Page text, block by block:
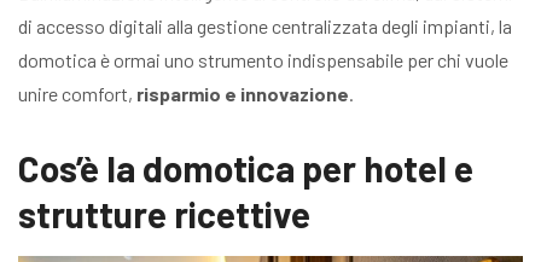
di accesso digitali alla gestione centralizzata degli impianti, la
domotica è ormai uno strumento indispensabile per chi vuole
unire comfort, risparmio e innovazione.
Cos’è la domotica per hotel e
strutture ricettive